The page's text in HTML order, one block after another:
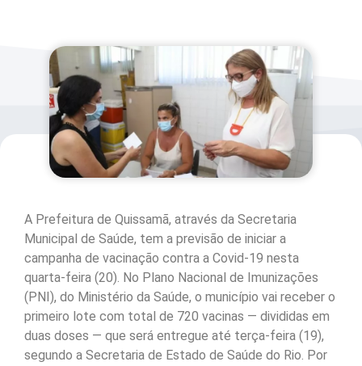
A Prefeitura de Quissamã, através da Secretaria
Municipal de Saúde, tem a previsão de iniciar a
campanha de vacinação contra a Covid-19 nesta
quarta-feira (20). No Plano Nacional de Imunizações
(PNI), do Ministério da Saúde, o município vai receber o
primeiro lote com total de 720 vacinas — divididas em
duas doses — que será entregue até terça-feira (19),
segundo a Secretaria de Estado de Saúde do Rio. Por